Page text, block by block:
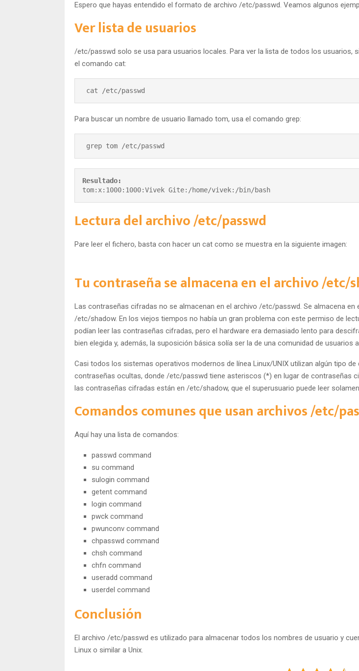
Espero que hayas entendido el formato de archivo /etc/passwd. Veamos algunos
Ver lista de usuarios
/etc/passwd solo se usa para usuarios locales. Para ver la lista de todos los usuarios,
el comando cat:
cat /etc/passwd
Para buscar un nombre de usuario llamado tom, usa el comando grep:
grep tom /etc/passwd
tom:x:1000:1000:Vivek Gite:/home/vivek:/bin/bash
Lectura del archivo /etc/passwd
Pare leer el fichero, basta con hacer un cat como se muestra en la siguiente imagen:
Tu contraseña se almacena en el archivo /etc/
Las contraseñas cifradas no se almacenan en el archivo /etc/passwd. Se almacena en
/etc/shadow. En los viejos tiempos no había un gran problema con este permiso de
podían leer las contraseñas cifradas, pero el hardware era demasiado lento para
bien elegida y, además, la suposición básica solía ser la de una comunidad de usuarios
Casi todos los sistemas operativos modernos de línea Linux/UNIX utilizan algún tipo de
contraseñas ocultas, donde /etc/passwd tiene asteriscos (*) en lugar de contraseñas
las contraseñas cifradas están en /etc/shadow, que el superusuario puede leer
Comandos comunes que usan archivos /etc/
Aquí hay una lista de comandos:
passwd command
su command
sulogin command
getent command
login command
pwck command
pwunconv command
chpasswd command
chsh command
chfn command
useradd command
userdel command
Conclusión
El archivo /etc/passwd es utilizado para almacenar todos los nombres de usuario y
Linux o similar a Unix.